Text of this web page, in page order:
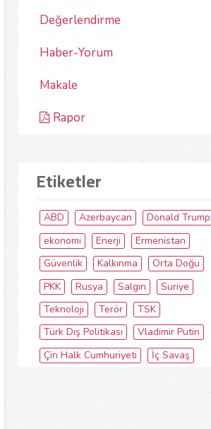
Değerlendirme
Haber-Yorum
Makale
Rapor
Etiketler
ABD Azerbaycan
Donald Trump
ekonomi
Enerji
Ermenistan
Güvenlik
Kalkınma
Orta Doğu
PKK
Rusya Salgın
Suriye
Teknoloji
Terör
TSK
Türk Dış Politikası
Vladimir Putin
Çin Halk Cumhuriyeti
İç Savaş